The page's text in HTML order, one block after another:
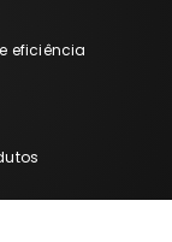
eficiência